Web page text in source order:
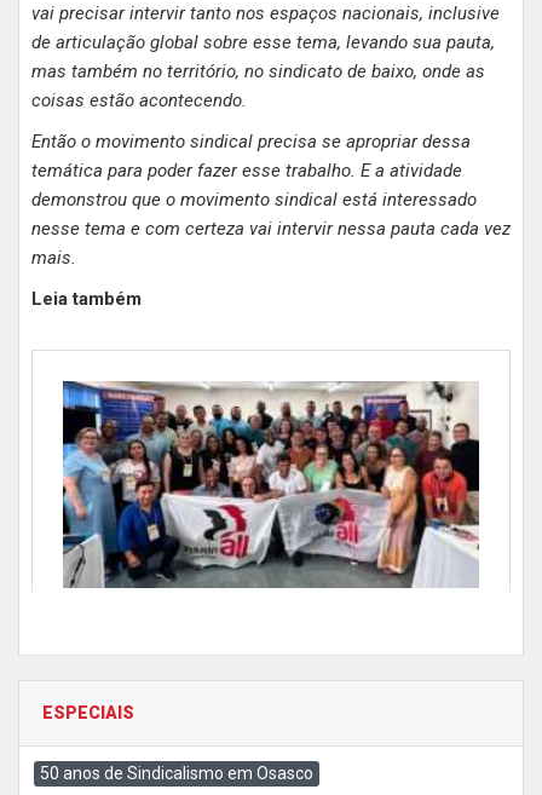
vai precisar intervir tanto nos espaços nacionais, inclusive
de articulação global sobre esse tema, levando sua pauta,
mas também no território, no sindicato de baixo, onde as
coisas estão acontecendo.
Então o movimento sindical precisa se apropriar dessa
temática para poder fazer esse trabalho. E a atividade
demonstrou que o movimento sindical está interessado
nesse tema e com certeza vai intervir nessa pauta cada vez
mais.
Leia também
ESPECIAIS
50 anos de Sindicalismo em Osasco